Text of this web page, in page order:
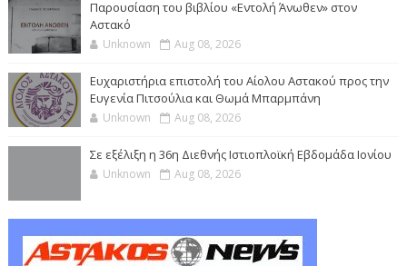
Παρουσίαση του βιβλίου «Εντολή Άνωθεν» στον
Αστακό
Unknown Aug 08, 2026
Ευχαριστήρια επιστολή του Αίολου Αστακού προς την
Ευγενία Πιτσούλια και Θωμά Μπαρμπάνη
Unknown Aug 08, 2026
Σε εξέλιξη η 36η Διεθνής Ιστιοπλοϊκή Εβδομάδα Ιονίου
Unknown Aug 08, 2026